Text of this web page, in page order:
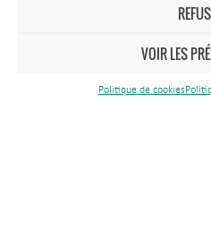
VOIR LES
Politique de cookies